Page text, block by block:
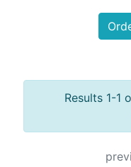
Results 1-1